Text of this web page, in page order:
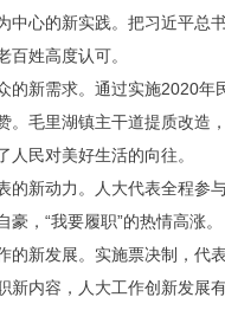
中心的新实践。把习近平总
姓高度认可。
的新需求。通过实施2020
。毛里湖镇主干道提质改造
民对美好生活的向往。
的新动力。人大代表全程参
，“我要履职”的热情高涨。
的新发展。实施票决制，代
新内容，人大工作创新发展